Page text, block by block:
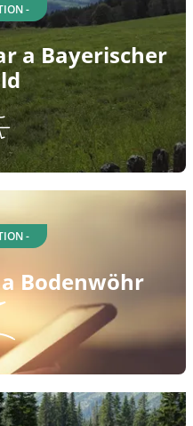
-
a Bayerischer
-
Bodenwöhr